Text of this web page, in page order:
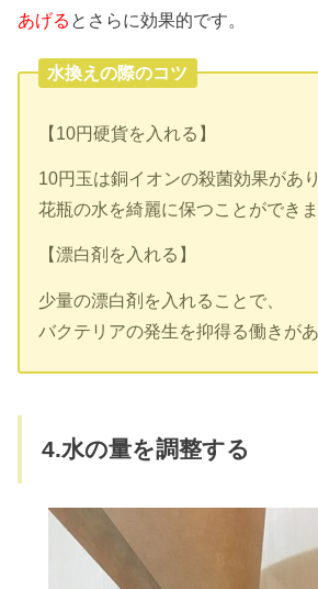
あげる とさらに効果的です。
水換えの際のコツ
【10円硬貨を入れる】
10円玉は銅イオンの殺菌効果があり
花瓶の水を綺麗に保つことができま
【漂白剤を入れる】
少量の漂白剤を入れることで、
バクテリアの発生を抑得る働きがあ
4.水の量を調整する